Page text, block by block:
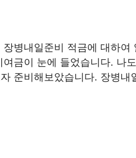
병내일준비 적금에 대하여
금이 눈에 들었습니다. 나
준비해보았습니다. 장병내